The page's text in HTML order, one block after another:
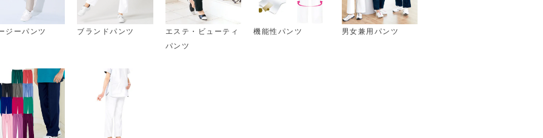
ジーパンツ ブランドパンツ
エステ・ビューティ
パンツ
機能性パンツ 男女兼用パンツ